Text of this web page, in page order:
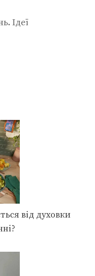
Ідеї
від духовки